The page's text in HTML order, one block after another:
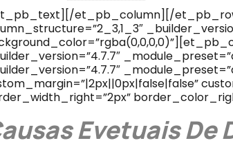
et_pb_column][/
Evetuais De